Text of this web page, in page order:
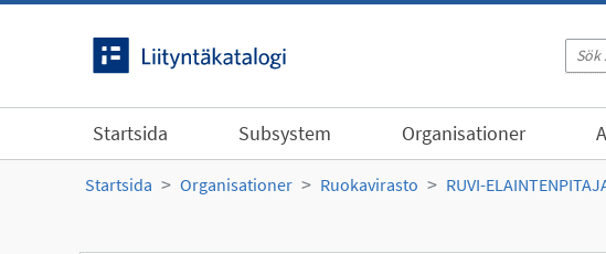
Startsida Subsystem Organisationer
Startsida Organisationer Ruokavirasto RUVI-